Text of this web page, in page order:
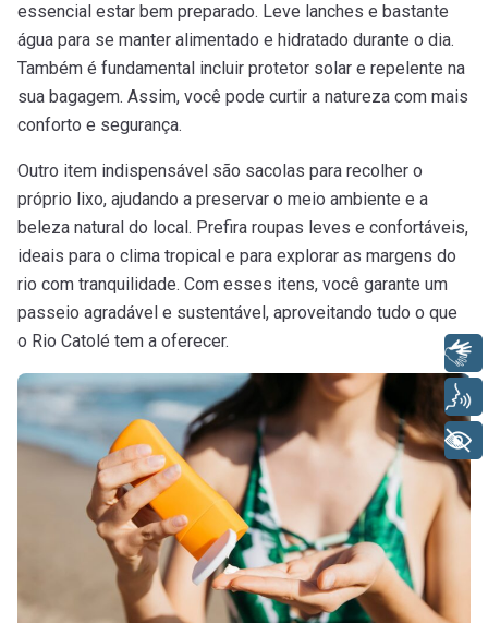
essencial estar bem preparado. Leve lanches e bastante
água para se manter alimentado e hidratado durante o dia.
Também é fundamental incluir protetor solar e repelente na
sua bagagem. Assim, você pode curtir a natureza com mais
conforto e segurança.
Outro item indispensável são sacolas para recolher o
próprio lixo, ajudando a preservar o meio ambiente e a
beleza natural do local. Prefira roupas leves e confortáveis,
ideais para o clima tropical e para explorar as margens do
rio com tranquilidade. Com esses itens, você garante um
passeio agradável e sustentável, aproveitando tudo o que
o Rio Catolé tem a oferecer.
Voz
+ Acessibilidade